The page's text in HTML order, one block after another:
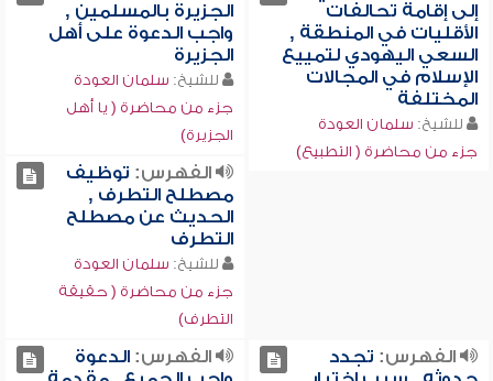
إلى إقامة تحالفات
الأقليات في المنطقة ,
السعي اليهودي لتمييع
الإسلام في المجالات
المختلفة
للشيخ: سلمان العودة
جزء من محاضرة ( التطبيع)
الجزيرة بالمسلمين ,
واجب الدعوة على أهل
الجزيرة
للشيخ: سلمان العودة
جزء من محاضرة ( يا أهل
الجزيرة)
الفهرس: توظيف
مصطلح التطرف ,
الحديث عن مصطلح
التطرف
للشيخ: سلمان العودة
جزء من محاضرة ( حقيقة
التطرف)
الفهرس: تجدد
الفهرس:الدعوة